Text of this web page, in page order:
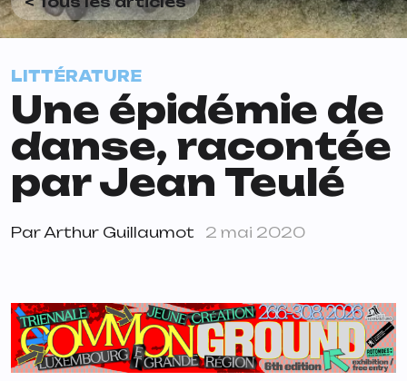
LITTÉRATURE
Une épidémie de
danse, racontée
par Jean Teulé
ParArthur Guillaumot 2 mai 2020